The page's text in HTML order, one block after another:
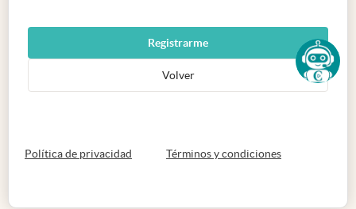
Registrarme
Volver
Política de privacidad abre en nueva pestaña
Términos y condicionesabre en nueva